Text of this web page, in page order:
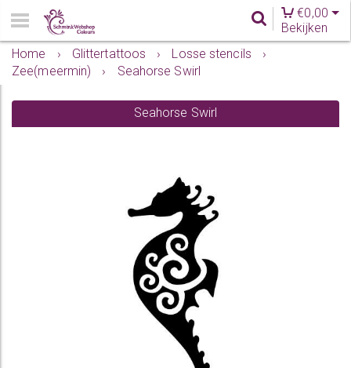
€0,00
Bekijken
Home
› Glittertattoos › Losse stencils
›
Zee(meermin)
› Seahorse Swirl
Seahorse Swirl